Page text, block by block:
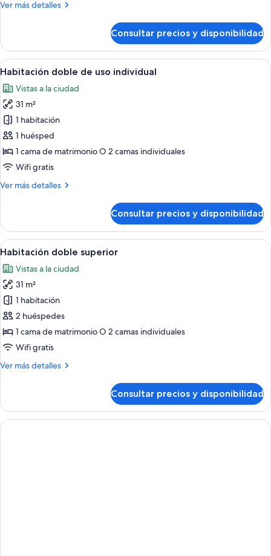
puerto
Ver más detalles
Más
doble,
vistas
al
Consultar precios y disponibilidad
Abrir
todas
las
fotos
de
Habitación
doble
de
individual
Habitación de hotel con cama,
6
Habitación doble de uso individual
Vistas a la ciudad
31 m²
1 habitación
1 huésped
1 cama de matrimonio O 2 camas individuales
Wifi gratis
Ver más detalles
Más
doble
de
uso
Consultar precios y disponibilidad
Abrir
todas
las
fotos
de
Habitación
doble
superior
Habitación de hotel con dos camas,
6
Habitación doble superior
Vistas a la ciudad
31 m²
1 habitación
2 huéspedes
1 cama de matrimonio O 2 camas individuales
Wifi gratis
Ver más detalles
Más
doble
superior
Consultar precios y disponibilidad